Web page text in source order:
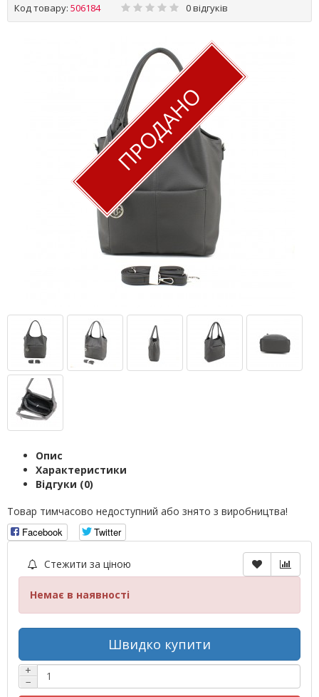
Код товару: 506184 0 відгуків
ПРОДАНО
Опис
Характеристики
Відгуки (0)
Товар тимчасово недоступний або знято з виробництва!
Facebook
Twitter
Стежити за ціною
Немає в наявності
Швидко купити
+
−